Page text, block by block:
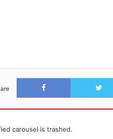
Facebook
carousel is trashed.